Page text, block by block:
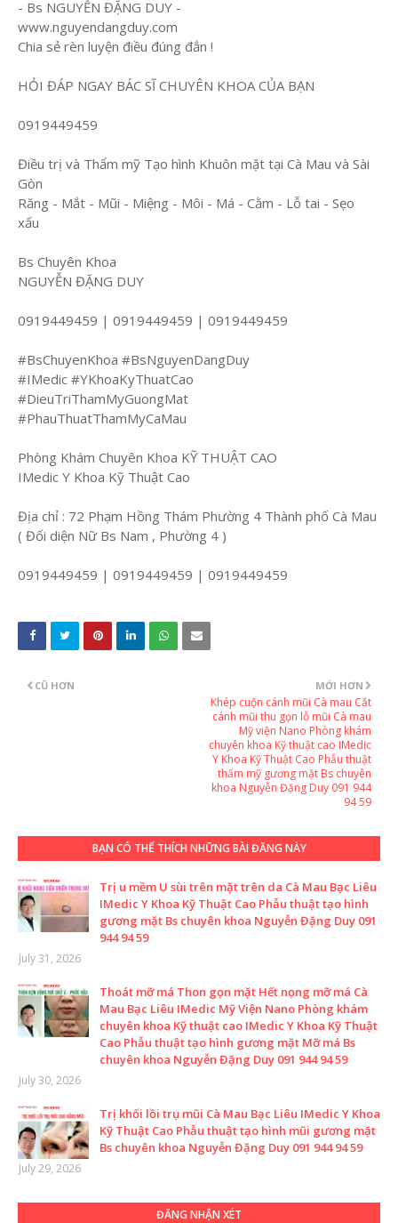
- Bs NGUYỄN ĐẶNG DUY -
www.nguyendangduy.com
Chia sẻ rèn luyện điều đúng đắn !
HỎI ĐÁP NGAY BÁC SĨ CHUYÊN KHOA CỦA BẠN
0919449459
Điều trị và Thẩm mỹ Tạo hình Khuôn mặt tại Cà Mau và Sài
Gòn
Răng - Mắt - Mũi - Miệng - Môi - Má - Cằm - Lỗ tai - Sẹo
xấu
Bs Chuyên Khoa
NGUYỄN ĐẶNG DUY
0919449459 | 0919449459 | 0919449459
#BsChuyenKhoa #BsNguyenDangDuy
#IMedic #YKhoaKyThuatCao
#DieuTriThamMyGuongMat
#PhauThuatThamMyCaMau
Phòng Khám Chuyên Khoa KỸ THUẬT CAO
IMedic Y Khoa Kỹ Thuật Cao
Địa chỉ : 72 Phạm Hồng Thám Phường 4 Thành phố Cà Mau
( Đối diện Nữ Bs Nam , Phường 4 )
0919449459 | 0919449459 | 0919449459
MỚI HƠN
Khép cuộn cánh mũi Cà mau Cắt
cánh mũi thu gọn lỗ mũi Cà mau
Mỹ viện Nano Phòng khám
chuyên khoa Kỹ thuật cao IMedic
Y Khoa Kỹ Thuật Cao Phẫu thuật
thẩm mỹ gương mặt Bs chuyên
khoa Nguyễn Đặng Duy 091 944
94 59
CŨ HƠN
BẠN CÓ THỂ THÍCH NHỮNG BÀI ĐĂNG NÀY
Trị u mềm U sùi trên mặt trên da Cà Mau Bạc Liêu
IMedic Y Khoa Kỹ Thuật Cao Phẫu thuật tạo hình
gương mặt Bs chuyên khoa Nguyễn Đặng Duy 091
944 94 59
July 31, 2026
Thoát mỡ má Thon gọn mặt Hết nọng mỡ má Cà
Mau Bạc Liêu IMedic Mỹ Viện Nano Phòng khám
chuyên khoa Kỹ thuật cao IMedic Y Khoa Kỹ Thuật
Cao Phẫu thuật tạo hình gương mặt Mỡ má Bs
chuyên khoa Nguyễn Đặng Duy 091 944 94 59
July 30, 2026
Trị khối lồi trụ mũi Cà Mau Bạc Liêu IMedic Y Khoa
Kỹ Thuật Cao Phẫu thuật tạo hình mũi gương mặt
Bs chuyên khoa Nguyễn Đặng Duy 091 944 94 59
July 29, 2026
ĐĂNG NHẬN XÉT